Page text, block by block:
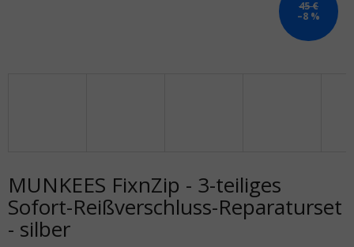
45 €
–8 %
MUNKEES FixnZip - 3-teiliges
Sofort-Reißverschluss-Reparaturset
- silber